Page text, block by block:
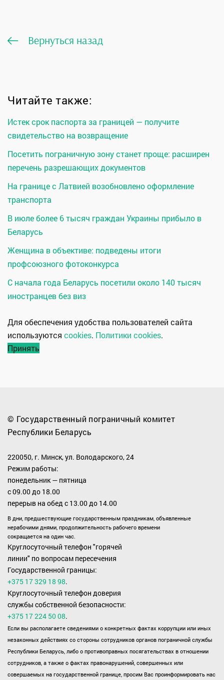
Вернуться назад
Читайте также:
Истек срок паспорта за границей — получите
свидетельство на возвращение
Посетить пограничную зону станет проще: расширен
перечень разрешающих документов
На границе с Латвией возобновлено оформление
транспорта
В июле более 6 тысяч граждан Украины прибыло в
Беларусь
Женщина в объективе: подведены итоги
профсоюзного фотоконкурса
С начала года Беларусь посетили около 140 тысяч
иностранцев без виз
Для обеспечения удобства пользователей сайта
используются cookies. Политики cookies.
Принять
© Государственный пограничный комитет
Республики Беларусь
220050, г. Минск, ул. Володарского, 24
Режим работы:
понедельник — пятница
с 09.00 до 18.00
перерыв на обед с 13.00 до 14.00
В дни, предшествующие государственным праздникам, объявленные
нерабочими днями, продолжительность рабочего времени
сокращается на один час.
Круглосуточный телефон "горячей
линии" по вопросам пересечения
Государственной границы:
+375 17 329 18 98.
Круглосуточный телефон доверия
службы собственной безопасности:
+375 17 224 50 08.
Если вы располагаете сведениями о конкретных фактах коррупции или иных
незаконных действиях со стороны сотрудников органов пограничной службы
Республики Беларусь, либо о противоправных посягательствах в отношении
сотрудников, а также о фактах правонарушений, совершенных или
совершаемых на государственной границе, просим Вас проинформировать нас